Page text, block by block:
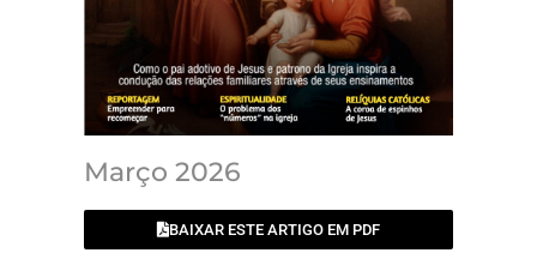
Março 2026
BAIXAR ESTE ARTIGO EM PDF